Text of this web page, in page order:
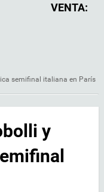
VENTA:
semifinal italiana en París
y